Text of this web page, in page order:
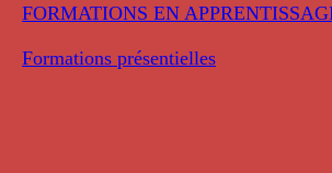
FORMATIONS EN
Formations présentielles